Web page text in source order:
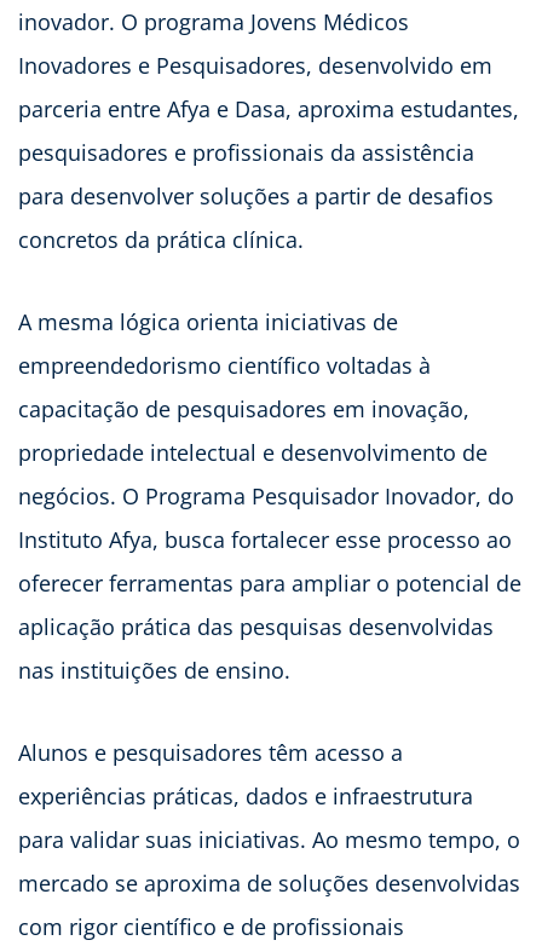
inovador. O programa Jovens Médicos
Inovadores e Pesquisadores, desenvolvido em
parceria entre Afya e Dasa, aproxima estudantes,
pesquisadores e profissionais da assistência
para desenvolver soluções a partir de desafios
concretos da prática clínica.
A mesma lógica orienta iniciativas de
empreendedorismo científico voltadas à
capacitação de pesquisadores em inovação,
propriedade intelectual e desenvolvimento de
negócios. O Programa Pesquisador Inovador, do
Instituto Afya, busca fortalecer esse processo ao
oferecer ferramentas para ampliar o potencial de
aplicação prática das pesquisas desenvolvidas
nas instituições de ensino.
Alunos e pesquisadores têm acesso a
experiências práticas, dados e infraestrutura
para validar suas iniciativas. Ao mesmo tempo, o
mercado se aproxima de soluções desenvolvidas
com rigor científico e de profissionais